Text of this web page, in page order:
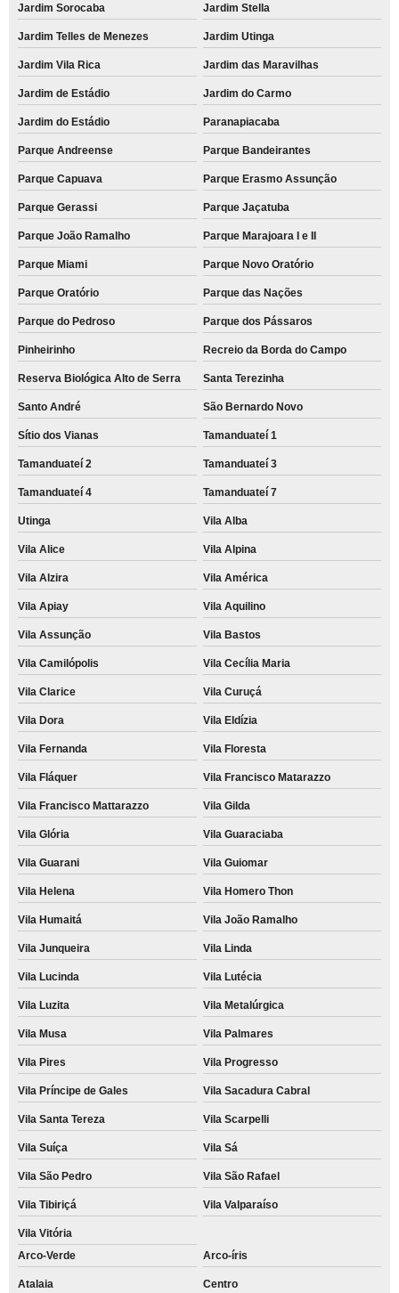
Jardim Sorocaba Jardim Stella
Jardim Telles de Menezes Jardim Utinga
Jardim Vila Rica Jardim das Maravilhas
Jardim de Estádio Jardim do Carmo
Jardim do Estádio Paranapiacaba
Parque Andreense Parque Bandeirantes
Parque Capuava Parque Erasmo Assunção
Parque Gerassi Parque Jaçatuba
Parque João Ramalho Parque Marajoara I e II
Parque Miami Parque Novo Oratório
Parque Oratório Parque das Nações
Parque do Pedroso Parque dos Pássaros
Pinheirinho Recreio da Borda do Campo
Reserva Biológica Alto de Serra Santa Terezinha
Santo André São Bernardo Novo
Sítio dos Vianas Tamanduateí 1
Tamanduateí 2 Tamanduateí 3
Tamanduateí 4 Tamanduateí 7
Utinga Vila Alba
Vila Alice Vila Alpina
Vila Alzira Vila América
Vila Apiay Vila Aquilino
Vila Assunção Vila Bastos
Vila Camilópolis Vila Cecília Maria
Vila Clarice Vila Curuçá
Vila Dora Vila Eldízia
Vila Fernanda Vila Floresta
Vila Fláquer Vila Francisco Matarazzo
Vila Francisco Mattarazzo Vila Gilda
Vila Glória Vila Guaraciaba
Vila Guarani Vila Guiomar
Vila Helena Vila Homero Thon
Vila Humaitá Vila João Ramalho
Vila Junqueira Vila Linda
Vila Lucinda Vila Lutécia
Vila Luzita Vila Metalúrgica
Vila Musa Vila Palmares
Vila Pires Vila Progresso
Vila Príncipe de Gales Vila Sacadura Cabral
Vila Santa Tereza Vila Scarpelli
Vila Suíça Vila Sá
Vila São Pedro Vila São Rafael
Vila Tibiriçá Vila Valparaíso
Vila Vitória
Arco-Verde
Arco-íris
Atalaia Centro